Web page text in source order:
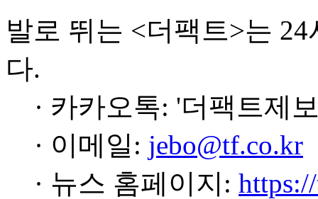
발로 뛰는 <더팩트>는
다.
· 카카오톡: '더팩트제
· 이메일: jebo@tf.co.kr
· 뉴스 홈페이지: